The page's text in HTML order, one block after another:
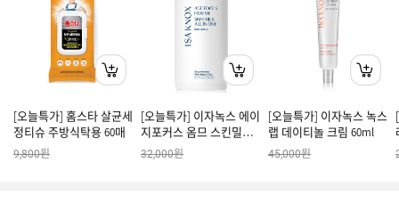
[오늘특가] 홈스타 살균세
정티슈 주방식탁용 60매
9,800원
[오늘특가] 이자녹스 에이
지포커스 옴므 스킨밀크
올인원
32,000원
[오늘특가] 이자녹스 녹스
랩 데이티놀 크림 60ml
45,000원